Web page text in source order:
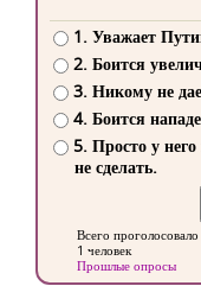
1. Уважает
2. Боится
3. Никому не
4. Боится
5. Просто у
не сделать.
Всего проголосовало
1 человек
Прошлые опросы